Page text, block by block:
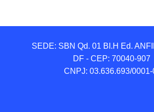
SEDE: SBN Qd. 01 BI.H Ed.
DF - CEP: 70040-907
CNPJ: 03.636.693/